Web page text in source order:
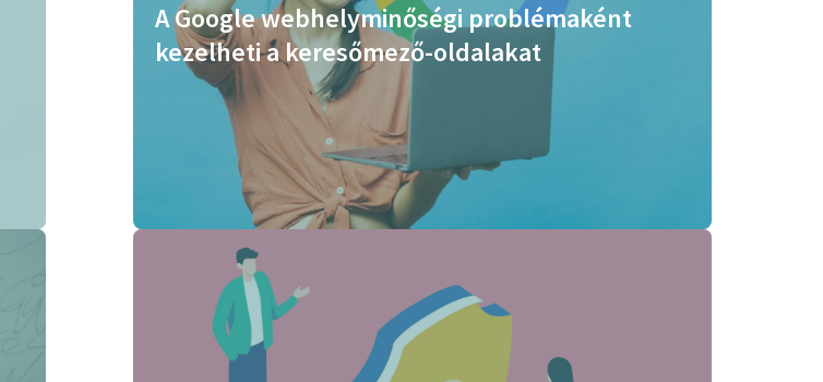
A Google webhelyminőségi problémaként
kezelheti a keresőmező-oldalakat